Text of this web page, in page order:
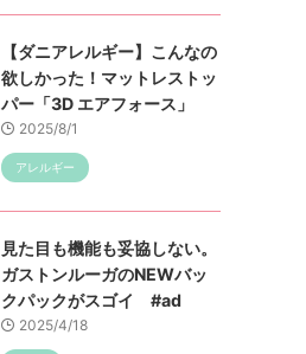
【ダニアレルギー】こんなの
欲しかった！マットレストッ
パー「3D エアフォース」
2025/8/1
アレルギー
見た目も機能も妥協しない。
ガストンルーガのNEWバッ
クパックがスゴイ #ad
2025/4/18